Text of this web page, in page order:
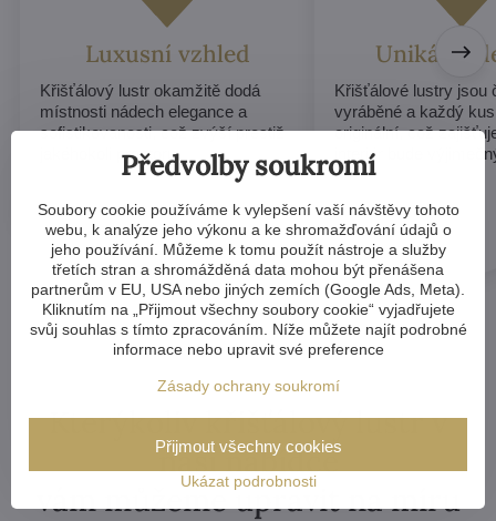
Luxusní vzhled
Křišťálový lustr okamžitě dodá
místnosti nádech elegance a
sofistikovanosti, což zvýší prestiž
jakéhokoli prostoru.
Unikátní
Křišťálové lustry jsou
vyráběné a každý
originální, což
interiér bude
Kterýkoliv křišťálový lustr v
naší nabídce
vám můžeme upravit na míru
Předvolby soukromí
Soubory cookie používáme k vylepšení vaší návštěvy tohoto
webu, k analýze jeho výkonu a ke shromažďování údajů o
jeho používání. Můžeme k tomu použít nástroje a služby
třetích stran a shromážděná data mohou být přenášena
partnerům v EU, USA nebo jiných zemích (Google Ads, Meta).
Kliknutím na „Přijmout všechny soubory cookie“ vyjadřujete
svůj souhlas s tímto zpracováním. Níže můžete najít podrobné
informace nebo upravit své preference
Zásady ochrany soukromí
Ukázat podrobnosti
Přijmout všechny cookies